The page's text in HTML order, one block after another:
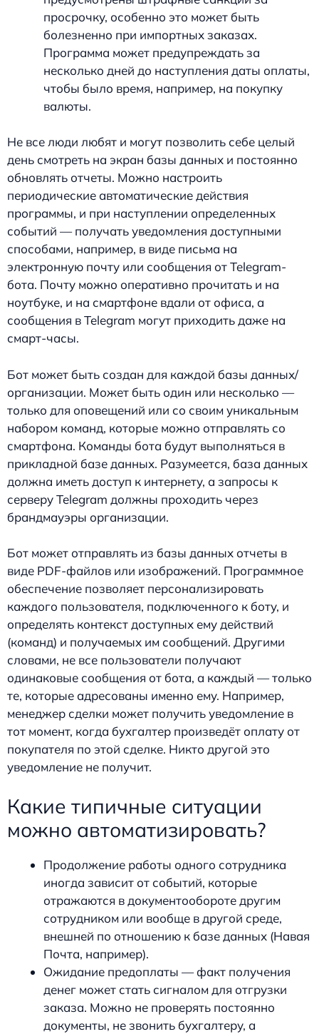
просрочку, особенно это может быть
болезненно при импортных заказах.
Программа может предупреждать за
несколько дней до наступления даты оплаты,
чтобы было время, например, на покупку
валюты.
Не все люди любят и могут позволить себе целый
день смотреть на экран базы данных и постоянно
обновлять отчеты. Можно настроить
периодические автоматические действия
программы, и при наступлении определенных
событий — получать уведомления доступными
способами, например, в виде письма на
электронную почту или сообщения от Telegram-
бота. Почту можно оперативно прочитать и на
ноутбуке, и на смартфоне вдали от офиса, а
сообщения в Telegram могут приходить даже на
смарт-часы.
Бот может быть создан для каждой базы данных/
организации. Может быть один или несколько —
только для оповещений или со своим уникальным
набором команд, которые можно отправлять со
смартфона. Команды бота будут выполняться в
прикладной базе данных. Разумеется, база данных
должна иметь доступ к интернету, а запросы к
серверу Telegram должны проходить через
брандмауэры организации.
Бот может отправлять из базы данных отчеты в
виде PDF-файлов или изображений. Программное
обеспечение позволяет персонализировать
каждого пользователя, подключенного к боту, и
определять контекст доступных ему действий
(команд) и получаемых им сообщений. Другими
словами, не все пользователи получают
одинаковые сообщения от бота, а каждый — только
те, которые адресованы именно ему. Например,
менеджер сделки может получить уведомление в
тот момент, когда бухгалтер произведёт оплату от
покупателя по этой сделке. Никто другой это
уведомление не получит.
Какие типичные ситуации
можно автоматизировать?
Продолжение работы одного сотрудника
иногда зависит от событий, которые
отражаются в документообороте другим
сотрудником или вообще в другой среде,
внешней по отношению к базе данных (Навая
Почта, например).
Ожидание предоплаты — факт получения
денег может стать сигналом для отгрузки
заказа. Можно не проверять постоянно
документы, не звонить бухгалтеру, а